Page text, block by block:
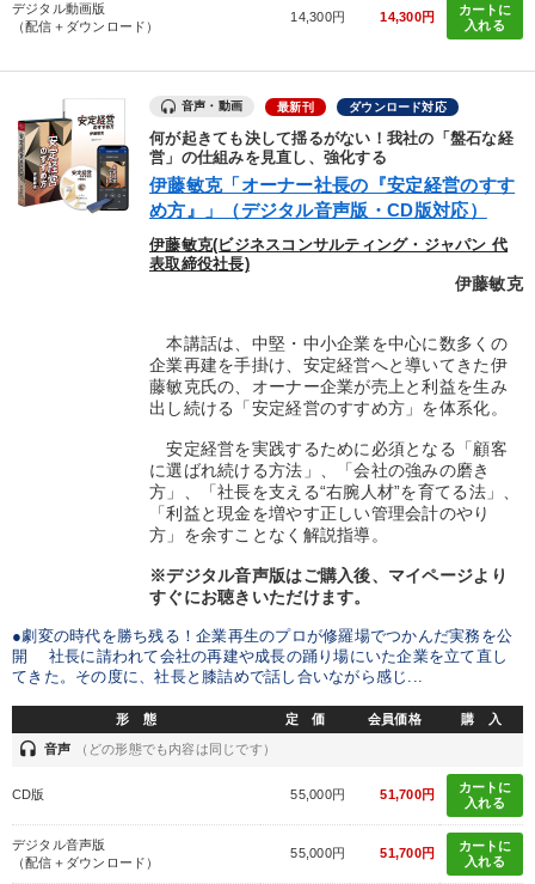
デジタル動画版
（配信＋ダウンロード）
14,300円 14,300円
カートに
入れる
音声・動画 最新刊 ダウンロード対応
何が起きても決して揺るがない！我社の「盤石な経
営」の仕組みを見直し、強化する
伊藤敏克「オーナー社長の『安定経営のすす
め方』」（デジタル音声版・CD版対応）
伊藤敏克(ビジネスコンサルティング・ジャパン 代
表取締役社長)
伊藤敏克
本講話は、中堅・中小企業を中心に数多くの
企業再建を手掛け、安定経営へと導いてきた伊
藤敏克氏の、オーナー企業が売上と利益を生み
出し続ける「安定経営のすすめ方」を体系化。
安定経営を実践するために必須となる「顧客
に選ばれ続ける方法」、「会社の強みの磨き
方」、「社長を支える“右腕人材”を育てる法」、
「利益と現金を増やす正しい管理会計のやり
方」を余すことなく解説指導。
※デジタル音声版はご購入後、マイページより
すぐにお聴きいただけます。
●劇変の時代を勝ち残る！企業再生のプロが修羅場でつかんだ実務を公
開 社長に請われて会社の再建や成長の踊り場にいた企業を立て直し
てきた。その度に、社長と膝詰めで話し合いながら感じ...
形 態 定 価 会員価格 購 入
headset 音声 （どの形態でも内容は同じです）
CD版 55,000円 51,700円
カートに
入れる
デジタル音声版
（配信＋ダウンロード）
55,000円 51,700円
カートに
入れる